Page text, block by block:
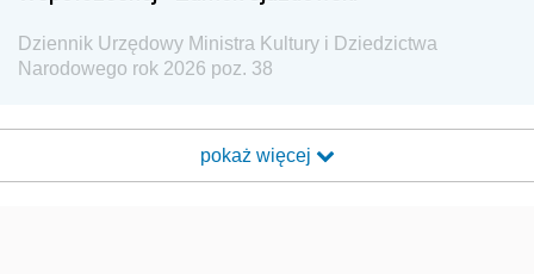
Dziennik Urzędowy Ministra Kultury i Dziedzictwa
Narodowego rok 2026 poz. 38
pokaż więcej